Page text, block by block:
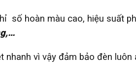
số hoàn màu cao, hiệu suất
vì vậy đảm bảo đèn luôn